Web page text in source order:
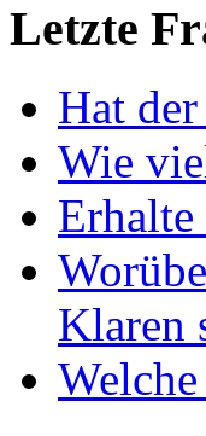
Letzte
Hat
Wie
Klaren